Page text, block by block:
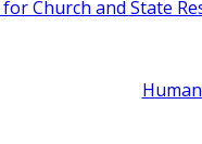
Church and State